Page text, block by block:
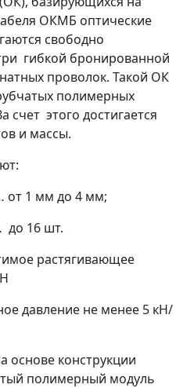
ОКМБ оптические
свободно
гибкой бронированной
проволок. Такой ОК
полимерных
счет этого достигается
и массы.
от 1 мм до 4 мм;
до 16 шт.
растягивающее
давление не менее 5 кН/
основе конструкции
полимерный модуль